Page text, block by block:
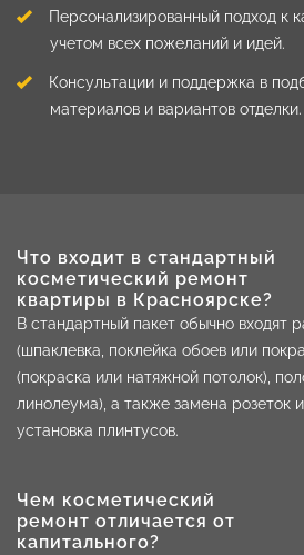
Персонализированный подход к
учетом всех пожеланий и идей.
Консультации и поддержка в
материалов и вариантов отделки.
Что входит в стандартный
косметический ремонт
квартиры в Красноярске?
В стандартный пакет обычно входят
(шпаклевка, поклейка обоев или
(покраска или натяжной потолок),
линолеума), а также замена розеток
установка плинтусов.
Чем косметический
ремонт отличается от
капитального?